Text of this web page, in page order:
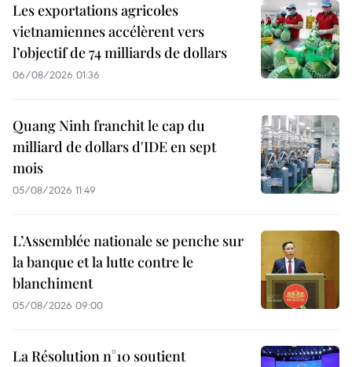
Les exportations agricoles
vietnamiennes accélèrent vers
l’objectif de 74 milliards de dollars
06/08/2026 01:36
Quang Ninh franchit le cap du
milliard de dollars d'IDE en sept
mois
05/08/2026 11:49
L’Assemblée nationale se penche sur
la banque et la lutte contre le
blanchiment
05/08/2026 09:00
La Résolution n°10 soutient